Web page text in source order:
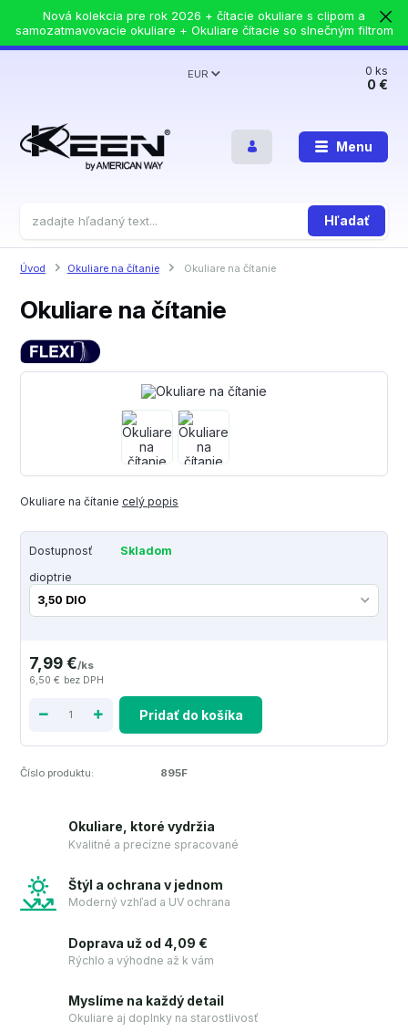
Nová kolekcia pre rok 2026 + čítacie okuliare s clipom a
samozatmavovacie okuliare + Okuliare čítacie so slnečným filtrom
Menu
EUR
Hľadať
0ks
0 €
Úvod Okuliare na čítanie Okuliare na čítanie
Okuliare na čítanie
Okuliare na čítanie celý popis
Dostupnosť
Skladom
dioptrie
7,99 €/ks
6,50 € bez DPH
Pridať do košíka
Číslo produktu: 895F
Okuliare, ktoré vydržia
Kvalitné a precízne spracované
Štýl a ochrana v jednom
Moderný vzhľad a UV ochrana
Doprava už od 4,09 €
Rýchlo a výhodne až k vám
Myslíme na každý detail
Okuliare aj doplnky na starostlivosť